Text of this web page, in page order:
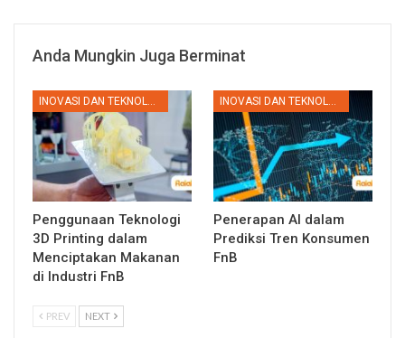
Anda Mungkin Juga Berminat
INOVASI DAN TEKNOLOGI
Penggunaan Teknologi
3D Printing dalam
Menciptakan Makanan
di Industri FnB
INOVASI DAN TEKNOLOGI
Penerapan AI dalam
Prediksi Tren Konsumen
FnB
PREV NEXT